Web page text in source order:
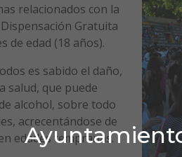
relacionados con la
Gratuita
de edad (18 años).
es sabido el daño,
salud, que puede
alcohol, sobre todo
acrecentándose de
edades tempranas.